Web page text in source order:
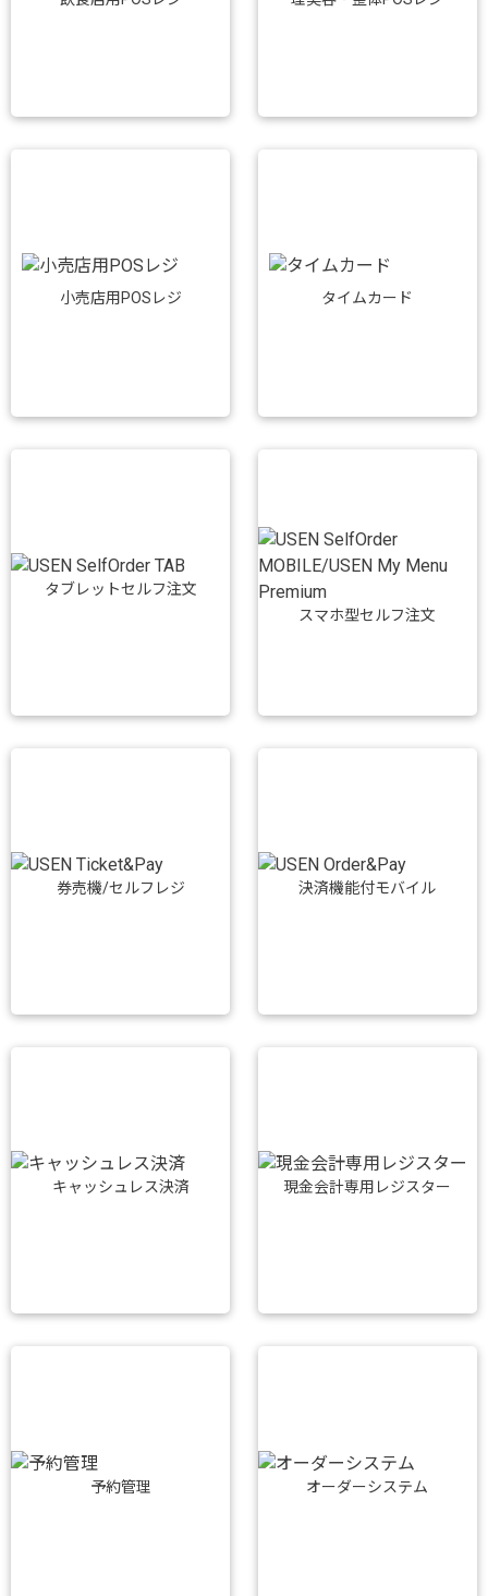
小売店用POSレジ タイムカード
タブレットセルフ注文
スマホ型セルフ注文
券売機/セルフレジ 決済機能付モバイル
キャッシュレス決済 現金会計専用レジスター
予約管理 オーダーシステム